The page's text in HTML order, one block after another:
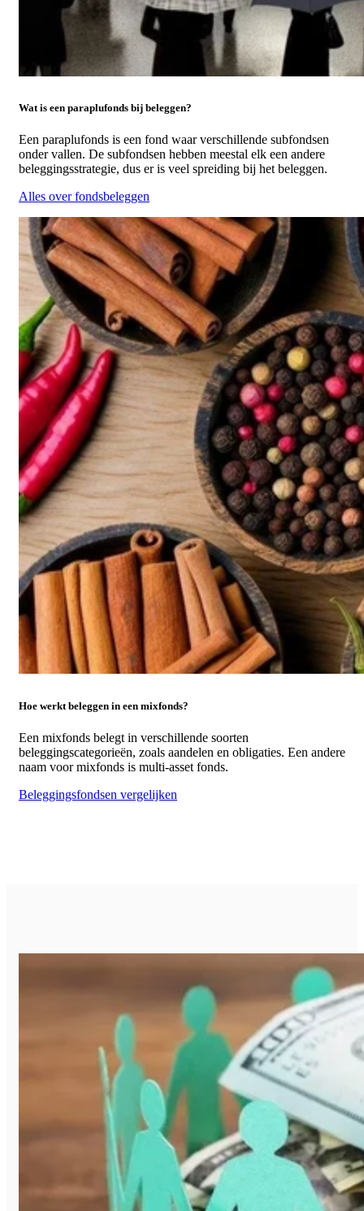
Wat is een paraplufonds bij beleggen?
Een paraplufonds is een fond waar verschillende subfondsen
onder vallen. De subfondsen hebben meestal elk een andere
beleggingsstrategie, dus er is veel spreiding bij het beleggen.
Alles over fondsbeleggen
Hoe werkt beleggen in een mixfonds?
Een mixfonds belegt in verschillende soorten
beleggingscategorieën, zoals aandelen en obligaties. Een andere
naam voor mixfonds is multi-asset fonds.
Beleggingsfondsen vergelijken